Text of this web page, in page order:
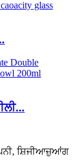
ਸ਼ਿਜੀਆਜ਼ੁਆਂਗ